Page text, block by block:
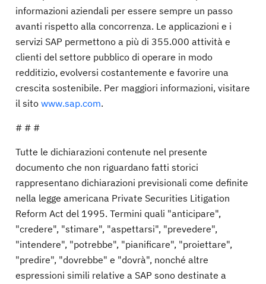
informazioni aziendali per essere sempre un passo
avanti rispetto alla concorrenza. Le applicazioni e i
servizi SAP permettono a più di 355.000 attività e
clienti del settore pubblico di operare in modo
redditizio, evolversi costantemente e favorire una
crescita sostenibile. Per maggiori informazioni, visitare
il sito www.sap.com.
# # #
Tutte le dichiarazioni contenute nel presente
documento che non riguardano fatti storici
rappresentano dichiarazioni previsionali come definite
nella legge americana Private Securities Litigation
Reform Act del 1995. Termini quali "anticipare",
"credere", "stimare", "aspettarsi", "prevedere",
"intendere", "potrebbe", "pianificare", "proiettare",
"predire", "dovrebbe" e "dovrà", nonché altre
espressioni simili relative a SAP sono destinate a